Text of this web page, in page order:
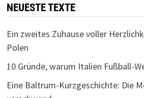
NEUESTE TEXTE
Ein zweites Zuhause voller
Polen
10 Gründe, warum Italien Fußball-
Eine Baltrum-Kurzgeschichte: Die